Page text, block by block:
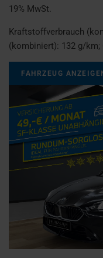
19% MwSt.
Kraftstoffverbrauch
(kombiniert): 132 g/km;
FAHRZEUG